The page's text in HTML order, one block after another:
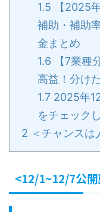
1.5 【2025
補助・補助
金まとめ
1.6 【7業種
高益！分け
1.7 2025年
をチェック
2 ＜チャンスは
<12/1~12/7公